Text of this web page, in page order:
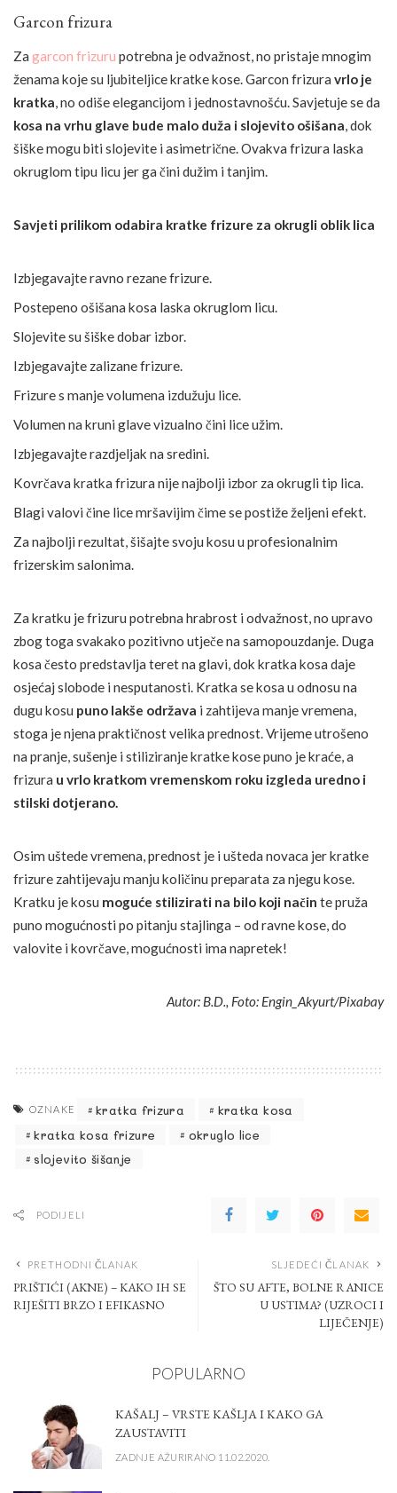
Garcon frizura
Za garcon frizuru potrebna je odvažnost, no pristaje mnogim
ženama koje su ljubiteljice kratke kose. Garcon frizura vrlo je
kratka, no odiše elegancijom i jednostavnošću. Savjetuje se da
kosa na vrhu glave bude malo duža i slojevito ošišana, dok
šiške mogu biti slojevite i asimetrične. Ovakva frizura laska
okruglom tipu licu jer ga čini dužim i tanjim.
Savjeti prilikom odabira kratke frizure za okrugli oblik lica
Izbjegavajte ravno rezane frizure.
Postepeno ošišana kosa laska okruglom licu.
Slojevite su šiške dobar izbor.
Izbjegavajte zalizane frizure.
Frizure s manje volumena izdužuju lice.
Volumen na kruni glave vizualno čini lice užim.
Izbjegavajte razdjeljak na sredini.
Kovrčava kratka frizura nije najbolji izbor za okrugli tip lica.
Blagi valovi čine lice mršavijim čime se postiže željeni efekt.
Za najbolji rezultat, šišajte svoju kosu u profesionalnim
frizerskim salonima.
Za kratku je frizuru potrebna hrabrost i odvažnost, no upravo
zbog toga svakako pozitivno utječe na samopouzdanje. Duga
kosa često predstavlja teret na glavi, dok kratka kosa daje
osjećaj slobode i nesputanosti. Kratka se kosa u odnosu na
dugu kosu puno lakše održava i zahtijeva manje vremena,
stoga je njena praktičnost velika prednost. Vrijeme utrošeno
na pranje, sušenje i stiliziranje kratke kose puno je kraće, a
frizura u vrlo kratkom vremenskom roku izgleda uredno i
stilski dotjerano.
Osim uštede vremena, prednost je i ušteda novaca jer kratke
frizure zahtijevaju manju količinu preparata za njegu kose.
Kratku je kosu moguće stilizirati na bilo koji način te pruža
puno mogućnosti po pitanju stajlinga – od ravne kose, do
valovite i kovrčave, mogućnosti ima napretek!
Autor: B.D., Foto: Engin_Akyurt/Pixabay
OZNAKE kratka frizura
kratka kosa
kratka kosa frizure
okruglo lice
slojevito šišanje
PODIJELI
PRETHODNI ČLANAK
PRIŠTIĆI (AKNE) – KAKO IH SE
RIJEŠITI BRZO I EFIKASNO
SLJEDEĆI ČLANAK
ŠTO SU AFTE, BOLNE RANICE
U USTIMA? (UZROCI I
LIJEČENJE)
POPULARNO
KAŠALJ – VRSTE KAŠLJA I KAKO GA
ZAUSTAVITI
ZADNJE AŽURIRANO 11.02.2020.